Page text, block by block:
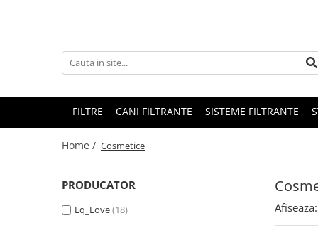
FILTRE CANI FILTRANTE SISTEME FILTRANTE
Home / Cosmetice
PRODUCATOR
Eq_Love(18) Afiseaza: